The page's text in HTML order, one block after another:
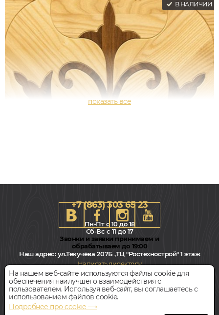
В НАЛИЧИИ
600x600, 15мм
Клён, Орех, Геометрический, Натур, Масло
Цена за 1 м² Звоните
БЫСТРЫЙ ЗАКАЗ КУПИТЬ
+7 (863) 303 65 23
Пн-Пт с 10 до 18
Сб-Вс с 11 до 17
Звонки и заявки принимаем и
обрабатываем до 19:00
Наш адрес:ул.Текучёва 207Б ,ТЦ "Ростехнострой" 1 этаж
Написать директору
Всегда свободная парковка
© Интернет-магазин Polvamvdom.ru 2011-2026. Все права
На нашем веб-сайте используются файлы cookie для
обеспечения наилучшего взаимодействия с
пользователем. Используя веб-сайт, вы соглашаетесь с
использованием файлов cookie.
Подробнее про cookie ⟶